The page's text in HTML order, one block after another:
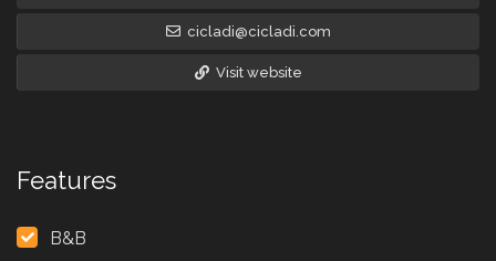
cicladi@cicladi.com
Visit website
Features
B&B